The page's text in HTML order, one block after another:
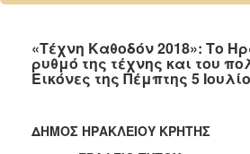
2024
2022
2021
«Τέχνη Καθοδόν 2018»: Το
ρυθμό της τέχνης και του
Εικόνες της Πέμπτης 5
ΔΗΜΟΣ ΗΡΑΚΛΕΙΟΥ ΚΡΗΤΗΣ